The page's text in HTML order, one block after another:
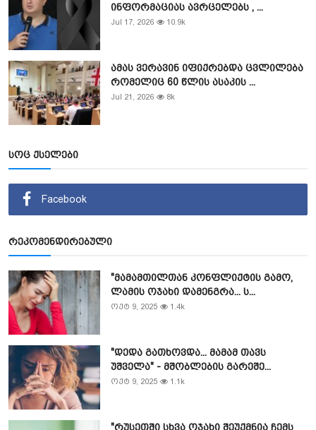
ინფორმაციას ავრცელებს , ...
Jul 17, 2026 10.9k
ამას ვერავინ იფიქრებდა ცვლილება
რომელიც 60 წლის ასაკის ...
Jul 21, 2026 8k
სოც ქსელები
Facebook
რეკომენდირებული
"მამამთილთან კონფლიქტის გამო,
ლამის ოჯახი დამენგრა... ს...
ოქტ 9, 2025 1.4k
"დედა გათხოვდა... მამამ თავს
უშველა" - მშობლების გარეშე...
ოქტ 9, 2025 1.1k
"რუსეთში სხვა ოჯახი შეუქმნია ჩემს